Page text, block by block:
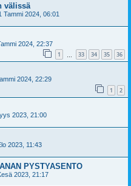
välissä
Tammi 2024, 06:01
2024, 22:37
1 33 34 35 36
2024, 22:29
1 2
2023, 21:00
2023, 11:43
PYSTYASENTO
2023, 21:17